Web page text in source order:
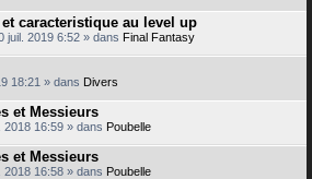
caracteristique au level up
juil. 2019 6:52 » dans Final Fantasy
18:21 » dans Divers
et Messieurs
2018 16:59 » dans Poubelle
et Messieurs
2018 16:58 » dans Poubelle